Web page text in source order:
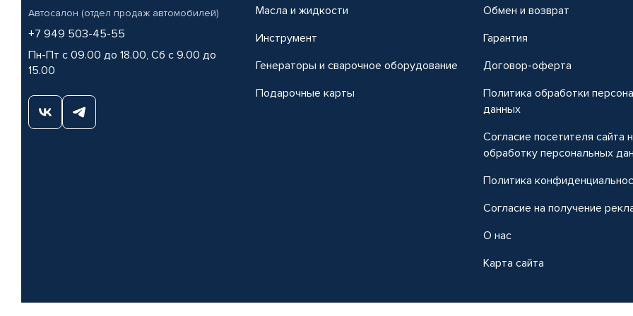
Автосалон (отдел продаж автомобилей)
+7 949 503-45-55
Пн-Пт с 09.00 до 18.00, Сб с 9.00 до
15.00
Масла и жидкости
Инструмент
Генераторы и сварочное оборудование
Подарочные карты
Обмен и возврат
Гарантия
Договор-оферта
Политика обработки
данных
Согласие посетителя сайта
обработку персональных
Политика
Согласие на получение
О нас
Карта сайта